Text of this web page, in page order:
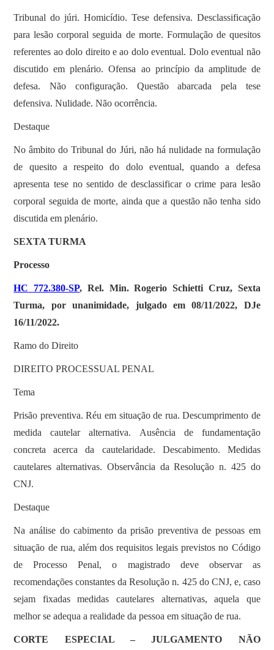
Tribunal do júri. Homicídio. Tese defensiva. Desclassificação
para lesão corporal seguida de morte. Formulação de quesitos
referentes ao dolo direito e ao dolo eventual. Dolo eventual não
discutido em plenário. Ofensa ao princípio da amplitude de
defesa. Não configuração. Questão abarcada pela tese
defensiva. Nulidade. Não ocorrência.
Destaque
No âmbito do Tribunal do Júri, não há nulidade na formulação
de quesito a respeito do dolo eventual, quando a defesa
apresenta tese no sentido de desclassificar o crime para lesão
corporal seguida de morte, ainda que a questão não tenha sido
discutida em plenário.
SEXTA TURMA
Processo
HC 772.380-SP, Rel. Min. Rogerio Schietti Cruz, Sexta
Turma, por unanimidade, julgado em 08/11/2022, DJe
16/11/2022.
Ramo do Direito
DIREITO PROCESSUAL PENAL
Tema
Prisão preventiva. Réu em situação de rua. Descumprimento de
medida cautelar alternativa. Ausência de fundamentação
concreta acerca da cautelaridade. Descabimento. Medidas
cautelares alternativas. Observância da Resolução n. 425 do
CNJ.
Destaque
Na análise do cabimento da prisão preventiva de pessoas em
situação de rua, além dos requisitos legais previstos no Código
de Processo Penal, o magistrado deve observar as
recomendações constantes da Resolução n. 425 do CNJ, e, caso
sejam fixadas medidas cautelares alternativas, aquela que
melhor se adequa a realidade da pessoa em situação de rua.
CORTE ESPECIAL – JULGAMENTO NÃO